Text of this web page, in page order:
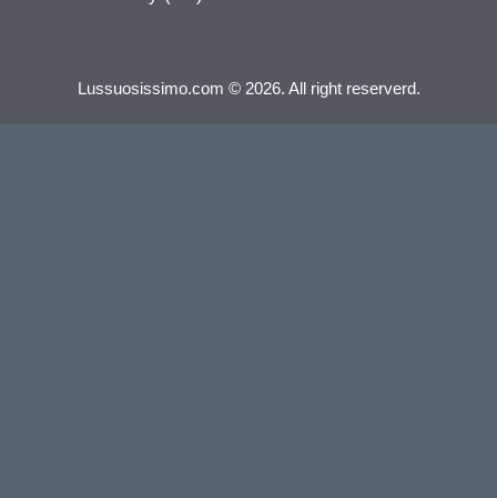
Lussuosissimo.com © 2026. All right reserverd.